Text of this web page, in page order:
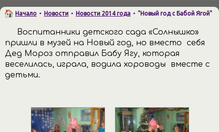
Начало • Новости • Новости 2014 года • "Новый год с Бабой Ягой"
Воспитанники детского сада «Солнышко»
пришли в музей на Новый год, но вместо себя
Дед Мороз отправил Бабу Ягу, которая
веселилась, играла, водила хороводы вместе с
детьми.